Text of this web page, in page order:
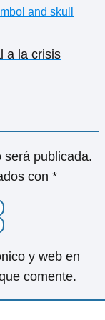
a la crisis
será publicada.
con *
y web en
comente.